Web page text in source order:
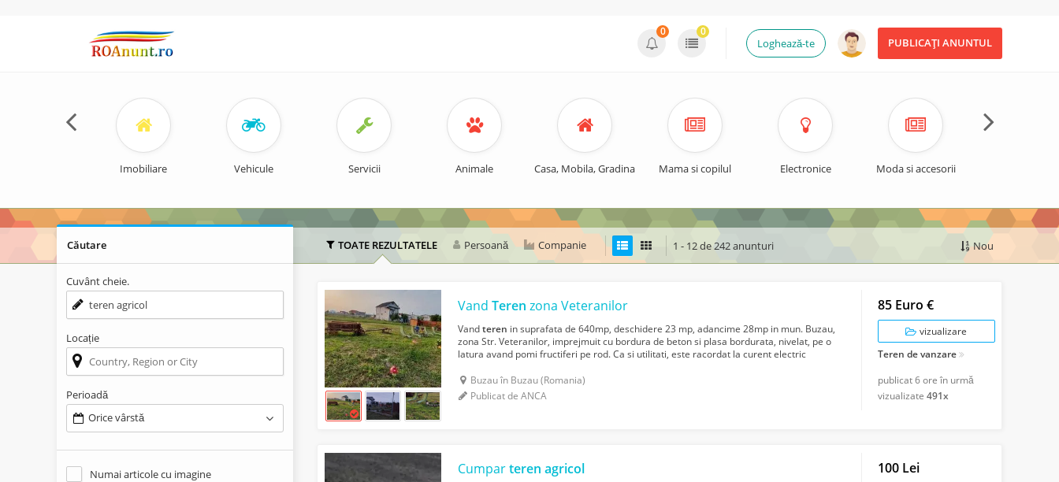
PUBLICAȚI ANUNTUL
Loghează-te
0 0
Imobiliare Vehicule Servicii Animale Casa, Mobila, Gradina Mama si copilul Electronice Moda si accesorii
TOATE REZULTATELE Persoană Companie 1 - 12 de 242 anunturi Nou
VandTeren zona Veteranilor
Vandteren in suprafata de 640mp, deschidere 23 mp, adancime 28mp in mun. Buzau,
zona Str. Veteranilor, imprejmuit cu bordura de beton si plasa bordurata, nivelat, pe o
latura avand pomi fructiferi pe rod. Ca si utilitati, este racordat la curent electric
Buzau în Buzau (Romania)
Publicat de ANCA
85 Euro €
vizualizare
Teren de vanzare
publicat6 ore în urmă
vizualizate 491x
Cumparteren agricol 100 Lei
Căutare
Cuvânt cheie.
Locație
Perioadă
Orice vârstă
Numai articole cu imagine